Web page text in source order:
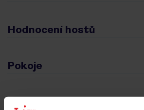
Hodnocení hostů
Pokoje